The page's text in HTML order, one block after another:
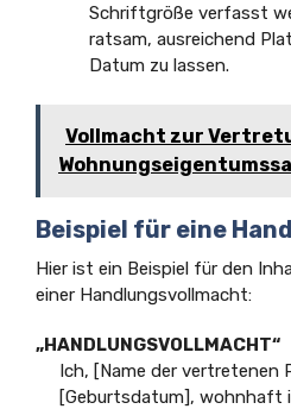
Schriftgröße verfasst
ratsam, ausreichend
Datum zu lassen.
Vollmacht zur
Beispiel für eine
Hier ist ein Beispiel für den
einer Handlungsvollmacht:
„HANDLUNGSVOLLMACHT“
Ich, [Name der vertretenen
[Geburtsdatum], wohnhaft